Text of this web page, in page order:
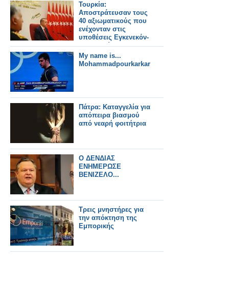
Τουρκία:
Αποστράτευσαν τους
40 αξιωματικούς που
ενέχονταν στις
υποθέσεις Εγκενεκόν-
Βαριοπούλα
Μy name is...
Mohammadpourkarkaragh!
Πάτρα: Καταγγελία για
απόπειρα βιασμού
από νεαρή φοιτήτρια
Ο ΔΕΝΔΙΑΣ
ΕΝΗΜΕΡΩΣΕ
ΒΕΝΙΖΕΛΟ...
Τρεις μνηστήρες για
την απόκτηση της
Εμπορικής